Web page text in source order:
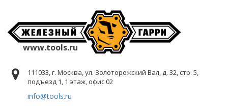
www.tools.ru
111033, г. Москва, ул. Золоторожский Вал, д. 32, стр. 5,
подъезд 1, 1 этаж, офис 02
info@tools.ru